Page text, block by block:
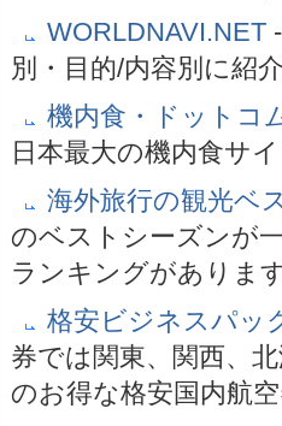
WORLDNAVI.NET
別・目的/内容別に紹
機内食・ドットコ
日本最大の機内食サ
海外旅行の観光ベ
のベストシーズンが
ランキングがありま
格安ビジネスパッ
券では関東、関西、
のお得な格安国内航